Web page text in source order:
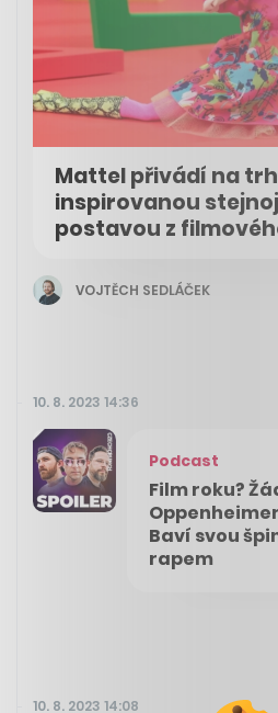
Mattel přivádí na
inspirovanou
postavou z
VOJTĚCH SEDLÁČEK
10. 8. 2023 14:36
Podcast
Film roku?
Baví svou
rapem
10. 8. 2023 14:08